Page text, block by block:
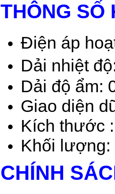
THÔNG SỐ
Điện áp
Dải nhiệt
Dải độ ẩm:
Giao diện
Kích thước
Khối lượng:
​CHÍNH